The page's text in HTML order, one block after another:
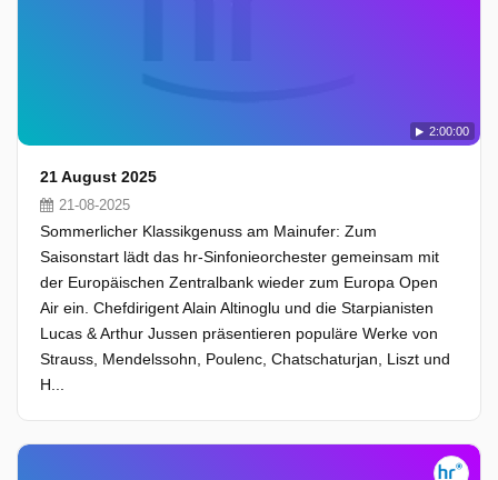
2:00:00
21 August 2025
21-08-2025
Sommerlicher Klassikgenuss am Mainufer: Zum
Saisonstart lädt das hr-Sinfonieorchester gemeinsam mit
der Europäischen Zentralbank wieder zum Europa Open
Air ein. Chefdirigent Alain Altinoglu und die Starpianisten
Lucas & Arthur Jussen präsentieren populäre Werke von
Strauss, Mendelssohn, Poulenc, Chatschaturjan, Liszt und
H...